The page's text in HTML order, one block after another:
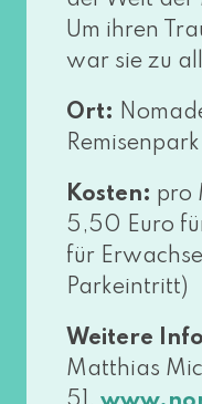
Um ihren
war sie zu
Ort:
Remisenpark
Kosten: pro
5,50 Euro
für
Parkeintritt)
Weitere
Matthias